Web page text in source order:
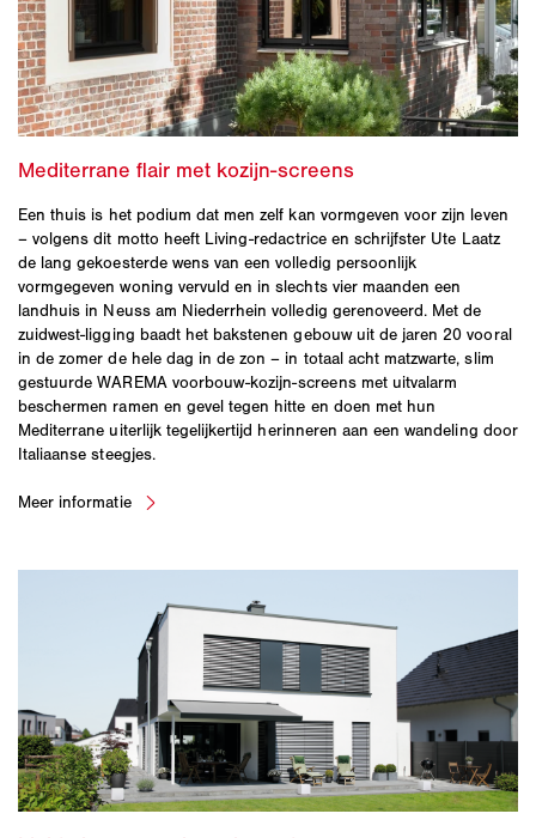
Een thuis is het podium dat men zelf kan vormgeven voor zijn leven
– volgens dit motto heeft Living-redactrice en schrijfster Ute Laatz
de lang gekoesterde wens van een volledig persoonlijk
vormgegeven woning vervuld en in slechts vier maanden een
landhuis in Neuss am Niederrhein volledig gerenoveerd. Met de
zuidwest-ligging baadt het bakstenen gebouw uit de jaren 20 vooral
in de zomer de hele dag in de zon – in totaal acht matzwarte, slim
gestuurde WAREMA voorbouw-kozijn-screens met uitvalarm
beschermen ramen en gevel tegen hitte en doen met hun
Mediterrane uiterlijk tegelijkertijd herinneren aan een wandeling door
Italiaanse steegjes.